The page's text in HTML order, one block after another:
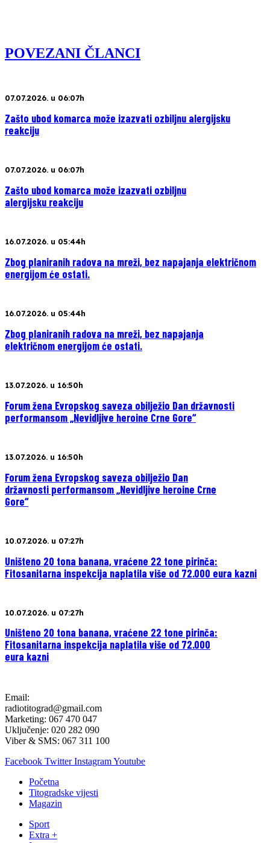
POVEZANI ČLANCI
07.07.2026. u 06:07h
Zašto ubod komarca može izazvati ozbiljnu alergijsku
reakciju
07.07.2026. u 06:07h
Zašto ubod komarca može izazvati ozbiljnu
alergijsku reakciju
16.07.2026. u 05:44h
Zbog planiranih radova na mreži, bez napajanja električnom
energijom će ostati.
16.07.2026. u 05:44h
Zbog planiranih radova na mreži, bez napajanja
električnom energijom će ostati.
13.07.2026. u 16:50h
Forum žena Evropskog saveza obilježio Dan državnosti
performansom „Nevidljive heroine Crne Gore“
13.07.2026. u 16:50h
Forum žena Evropskog saveza obilježio Dan
državnosti performansom „Nevidljive heroine Crne
Gore“
10.07.2026. u 07:27h
Uništeno 20 tona banana, vraćene 22 tone pirinča:
Fitosanitarna inspekcija naplatila više od 72.000 eura kazni
10.07.2026. u 07:27h
Uništeno 20 tona banana, vraćene 22 tone pirinča:
Fitosanitarna inspekcija naplatila više od 72.000
eura kazni
Email:
radiotitograd@gmail.com
Marketing: 067 470 047
Uključenje: 020 282 090
Viber & SMS: 067 311 100
Facebook Twitter InstagramYoutube
Početna
Titogradske vijesti
Magazin
Sport
Extra +